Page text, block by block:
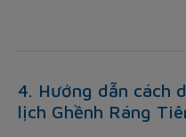
4. Hướng dẫn cách
lịch Ghềnh Ráng